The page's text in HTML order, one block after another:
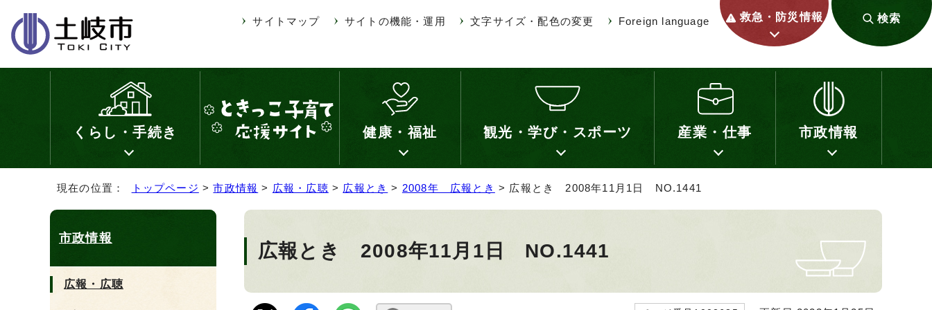
サイトマップ サイトの機能・運用 文字サイズ・配色の変更 Foreign language 救急・防災情報 検索
くらし・手続き 健康・福祉 観光・学び・スポーツ 産業・仕事 市政情報
現在の位置： トップページ >市政情報 > 広報・広聴 > 広報とき > 2008年 広報とき > 広報とき 2008年11月1日 NO.1441
広報とき 2008年11月1日 NO.1441
市政情報
広報・広聴